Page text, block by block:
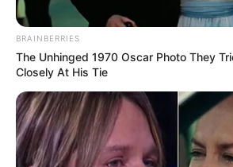
BRAINBERRIES
The Unhinged 1970 Oscar Photo They
Closely At His Tie